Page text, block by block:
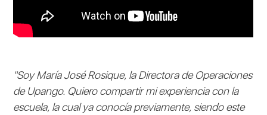
"Soy María José Rosique, la Directora de Operaciones
de Upango. Quiero compartir mi experiencia con la
escuela, la cual ya conocía previamente, siendo este